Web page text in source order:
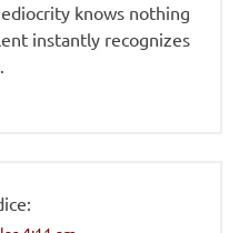
knows nothing
instantly recognizes